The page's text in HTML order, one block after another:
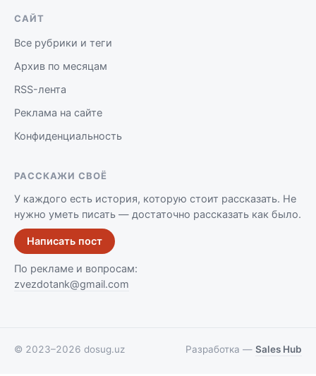
САЙТ
Все рубрики и теги
Архив по месяцам
RSS-лента
Реклама на сайте
Конфиденциальность
РАССКАЖИ СВОЁ
У каждого есть история, которую стоит рассказать. Не
нужно уметь писать — достаточно рассказать как было.
Написать пост
По рекламе и вопросам:
zvezdotank@gmail.com
© 2023–2026 dosug.uz Разработка — Sales Hub